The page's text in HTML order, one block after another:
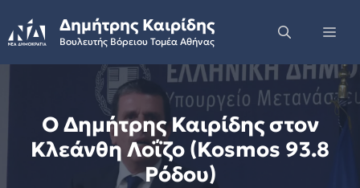
to
content
Δημήτρης Καιρίδης
Βουλευτής Βόρειου Τομέα Αθήνας
Ο Δημήτρης Καιρίδης στον
Κλεάνθη Λοΐζο (Kosmos 93.8
Ρόδου)